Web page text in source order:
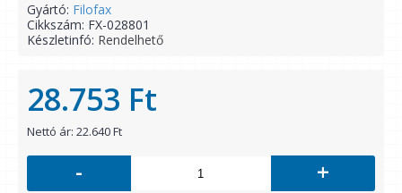
Gyártó: Filofax
Cikkszám: FX-028801
Készletinfó: Rendelhető
28.753 Ft
Nettó ár: 22.640 Ft
- +